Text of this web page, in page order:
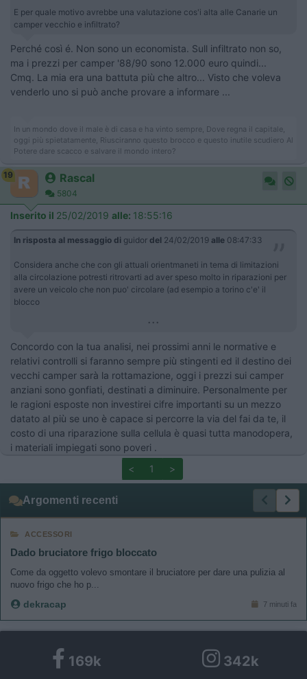
E per quale motivo avrebbe una valutazione cos'i alta alle Canarie un
camper vecchio e infiltrato?
Perché così é. Non sono un economista. Sull infiltrato non so,
ma i prezzi per camper '88/90 sono 12.000 euro quindi...
Cmq. La mia era una battuta più che altro... Visto che voleva
venderlo uno si può anche provare a informare ...
In un mondo dove il male è di casa e ha vinto sempre, Dove regna il capitale,
oggi più spietatamente, Riusciranno questo brocco e questo inutile scudiero Al
Potere dare scacco e salvare il mondo intero?
19 Rascal
5804
Inserito il 25/02/2019 alle: 18:55:16
In risposta al messaggio di guidor del 24/02/2019 alle 08:47:33
Considera anche che con gli attuali orientmaneti in tema di limitazioni
alla circolazione potresti ritrovarti ad aver speso molto in riparazioni per
avere un veicolo che non puo' circolare (ad esempio a torino c'e' il
blocco
...
Concordo con la tua analisi, nei prossimi anni le normative e
relativi controlli si faranno sempre più stingenti ed il destino dei
vecchi camper sarà la rottamazione, oggi i prezzi sui camper
anziani sono gonfiati, destinati a diminuire. Personalmente per
le ragioni esposte non investirei cifre importanti su un mezzo
datato al più se uno è capace si percorre la via del fai da te, il
costo di una riparazione sulla cellula è quasi tutta manodopera,
i materiali impiegati sono poveri .
<
1 >
Argomenti recenti
ACCESSORI
Dado bruciatore frigo bloccato
Come da oggetto volevo smontare il bruciatore per dare una pulizia al
nuovo frigo che ho p...
dekracap 7 minuti fa
169k 342k